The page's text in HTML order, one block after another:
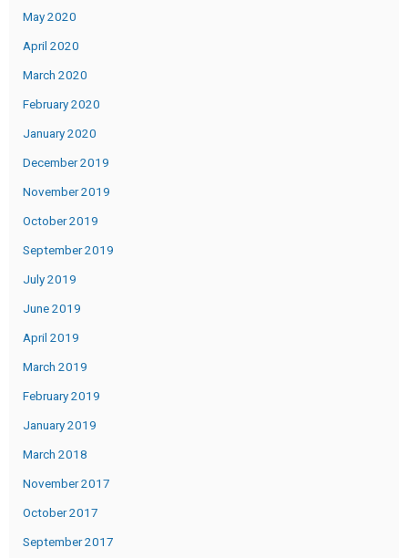
May 2020
April 2020
March 2020
February 2020
January 2020
December 2019
November 2019
October 2019
September 2019
July 2019
June 2019
April 2019
March 2019
February 2019
January 2019
March 2018
November 2017
October 2017
September 2017